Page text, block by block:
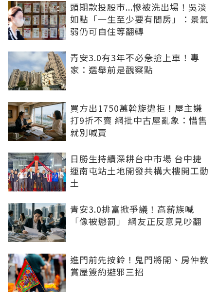
頭期款投股市...慘被洗出場！吳淡
如點「一生至少要有間房」：景氣
弱仍可自住等翻轉
青安3.0有3年不必急搶上車！專
家：選舉前是觀察點
買方出1750萬斡旋遭拒！屋主嫌
打9折不賣 網批中古屋亂象：惜售
就別喊賣
日勝生持續深耕台中市場 台中捷
運南屯站土地開發共構大樓開工動
土
青安3.0排富掀爭議！高薪族喊
「像被懲罰」 網友正反意見吵翻
進門前先按鈴！鬼門將開、房仲教
賞屋簽約避邪三招